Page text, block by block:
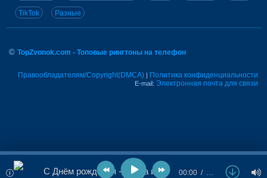
TikTok Разные
© TopZvonok.com - Топовые рингтоны на телефон
Правообладателям/Copyright(DMCA) | Политика конфиденциальности
E-mail: Электронная почта для связи
С Днём рождения - Маша и Медведь 00:00 …